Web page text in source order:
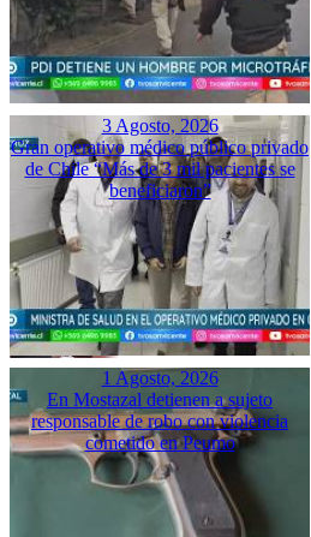
3 Agosto, 2026
Gran operativo médico público privado
de Chile “Más de 3 mil pacientes se
beneficiaron”
1 Agosto, 2026
En Mostazal detienen a sujeto
responsable de robo con violencia
cometido en Peumo